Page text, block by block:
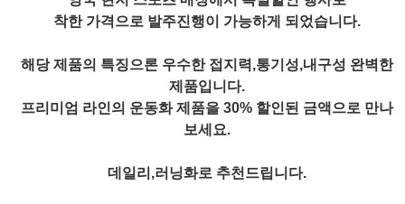
착한 가격으로 발주진행이 가능하게 되었습니다.
해당 제품의 특징으론 우수한 접지력,통기성,내구성 완벽한
제품입니다.
프리미엄 라인의 운동화 제품을 30% 할인된 금액으로 만나
보세요.
데일리,러닝화로 추천드립니다.